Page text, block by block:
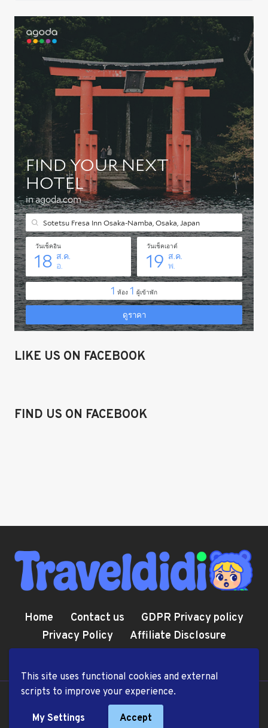
This site uses functional cookies and external
scripts to improve your experience.
My Settings Accept
ย่าน
ปลา
โท
โยสุ
LIKE US ON FACEBOOK
FIND US ON FACEBOOK
Home Contact us
GDPR Privacy policy
Privacy Policy
Affiliate Disclosure
© 2026 TravelDiDi.com